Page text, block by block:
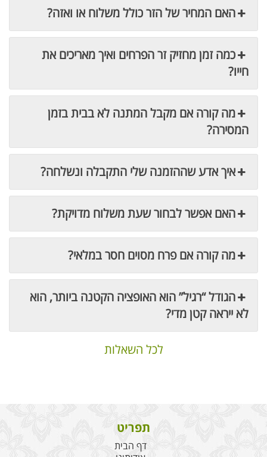
האם המחיר של הזר כולל משלוח או ואזה?
כמה זמן מחזיק זר הפרחים ואיך מאריכים את
חייו?
מה קורה אם מקבל המתנה לא בבית בזמן
המסירה?
איך אדע שההזמנה שלי התקבלה ונשלחה?
האם אפשר לבחור שעת משלוח מדויקת?
מה קורה אם פרח מסוים חסר במלאי?
הגודל “רגיל” הוא האופציה הקטנה ביותר, הוא
לא ייראה קטן מדי?
לכל השאלות
תפריט
דף הבית